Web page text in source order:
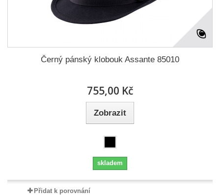
Černý pánský klobouk Assante 85010
755,00 Kč
Zobrazit
skladem
Přidat k porovnání